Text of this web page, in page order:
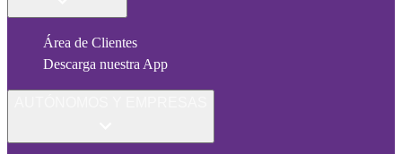
Área de Clientes
Descarga nuestra App